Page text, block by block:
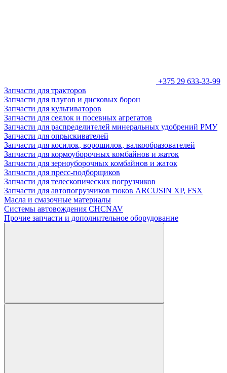
+375 29 633-33-99
Запчасти для тракторов
Запчасти для плугов и дисковых борон
Запчасти для культиваторов
Запчасти для сеялок и посевных агрегатов
Запчасти для распределителей минеральных удобрений РМУ
Запчасти для опрыскивателей
Запчасти для косилок, ворошилок, валкообразователей
Запчасти для кормоуборочных комбайнов и жаток
Запчасти для зерноуборочных комбайнов и жаток
Запчасти для пресс-подборщиков
Запчасти для телескопических погрузчиков
Запчасти для автопогрузчиков тюков ARCUSIN XP, FSX
Масла и смазочные материалы
Системы автовождения CHCNAV
Прочие запчасти и дополнительное оборудование